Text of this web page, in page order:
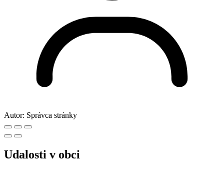
Autor: Správca stránky
Udalosti v obci